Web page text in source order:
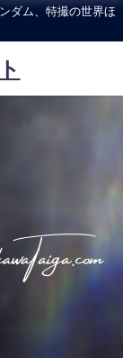
ダム、特撮の世界ほ